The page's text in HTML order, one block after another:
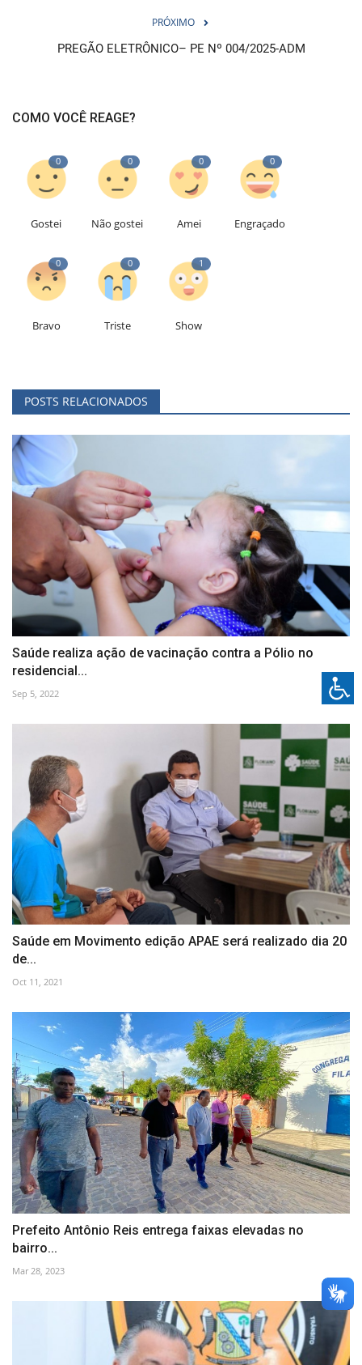
PRÓXIMO
PREGÃO ELETRÔNICO– PE Nº 004/2025-ADM
COMO VOCÊ REAGE?
0
Gostei
0
Não gostei
0
Amei
0
Engraçado
0
Bravo
0
Triste
1
Show
POSTS RELACIONADOS
Saúde realiza ação de vacinação contra a Pólio no
residencial...
Sep 5, 2022
Saúde em Movimento edição APAE será realizado dia 20
de...
Oct 11, 2021
Prefeito Antônio Reis entrega faixas elevadas no
bairro...
Mar 28, 2023